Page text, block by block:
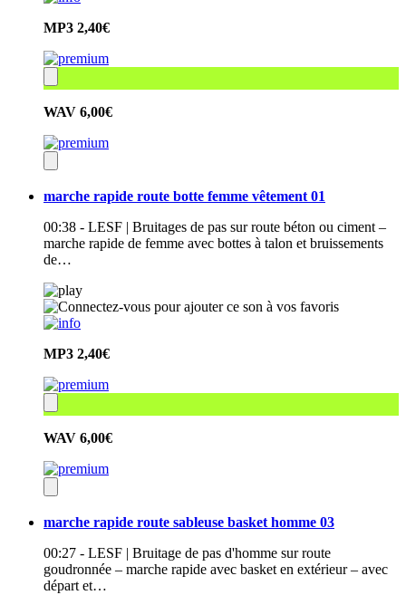
MP3 2,40€
WAV 6,00€
marche rapide route botte femme vêtement 01
00:38 - LESF | Bruitages de pas sur route béton ou ciment –
marche rapide de femme avec bottes à talon et bruissements
de…
MP3 2,40€
WAV 6,00€
marche rapide route sableuse basket homme 03
00:27 - LESF | Bruitage de pas d'homme sur route
goudronnée – marche rapide avec basket en extérieur – avec
départ et…